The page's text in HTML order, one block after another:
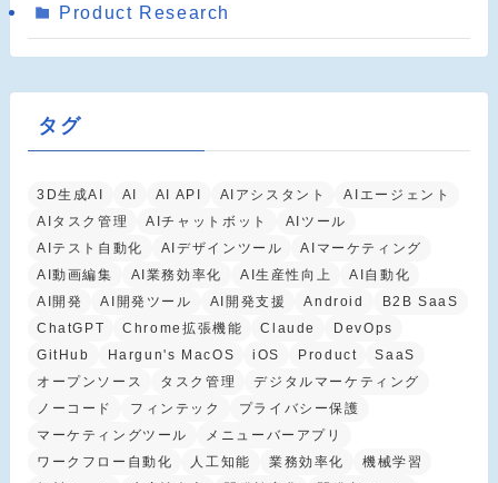
Product Research
タグ
3D生成AI AI AI API AIアシスタント
AIエージェント
AIタスク管理
AIチャットボット
AIツール
AIテスト自動化
AIデザインツール
AIマーケティング
AI動画編集
AI業務効率化 AI生産性向上
AI自動化
AI開発
AI開発ツール AI開発支援 Android
B2B SaaS
ChatGPT
Chrome拡張機能 Claude
DevOps
GitHub
Hargun's MacOS iOS Product
SaaS
オープンソース
タスク管理
デジタルマーケティング
ノーコード
フィンテック
プライバシー保護
マーケティングツール
メニューバーアプリ
ワークフロー自動化
人工知能 業務効率化
機械学習